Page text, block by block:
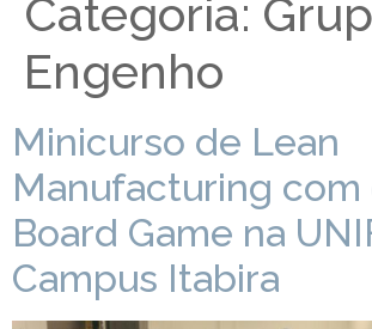
Categoria:
Engenho
Minicurso de Lean
Manufacturing com
Board Game na
Campus Itabira